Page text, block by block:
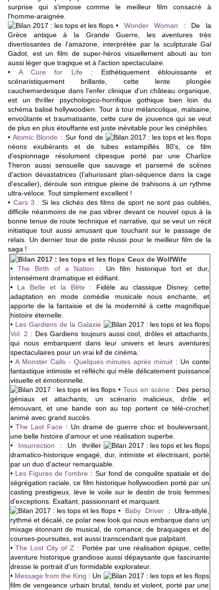
surprise qui s'impose comme le meilleur film consacré à
l'homme-araignée.
• Wonder Woman : De la
Grèce antique à la Grande Guerre, les aventures très
divertissantes de l'amazone, interprétée par la sculpturale Gal
Gadot, est un film de super-héros visuellement abouti au ton
aussi léger que tragique et à l'action spectaculaire.
•A Cure for Life : Esthétiquement éblouissante et
scénaristiquement brillante, cette lente plongée
cauchemardesque dans l'enfer clinique d'un château organique,
est un thriller psychologico-horrifique gothique bien loin du
schéma balisé hollywoodien. Tour à tour mélancolique, malsaine,
envoûtante et traumatisante, cette cure de jouvence qui se veut
de plus en plus étouffante est juste inévitable pour les cinéphiles.
• Atomic Blonde : Sur fond de
néons exubérants et de tubes estampillés 80's, ce film
d'espionnage résolument clipesque porté par une Charlize
Theron aussi sensuelle que sauvage et parsemé de scènes
d'action dévastatrices (l’ahurissant plan-séquence dans la cage
d'escalier), déroule son intrigue pleine de trahisons à un rythme
ultra-véloce. Tout simplement excellent !
• Cars 3 : Si les clichés des films de sport ne sont pas oubliés,
difficile néanmoins de ne pas vibrer devant ce nouvel opus à la
bonne tenue de route technique et narrative, qui se veut un récit
initiatique tout aussi amusant que touchant sur le passage de
relais. Un dernier tour de piste réussi pour le meilleur film de la
saga !
Ceux de WolfWife
•
The Birth of a Nation
: Un film historique fort et dur,
intensément dramatique et édifiant.
•
La Belle et la Bête
: Fidèle au classique Disney, cette
adaptation en mode comédie musicale nous enchante, et
apporte de la fantaisie et de la modernité à cette magnifique
histoire éternelle.
• Les Gardiens de la Galaxie
Vol. 2 : Des Gardiens toujours aussi cool, drôles et attachants,
qui nous embarquent dans leur univers et leurs aventures
spectaculaires pour un vrai kif de cinéma.
•A Monster Calls - Quelques minutes après minuit : Un conte
fantastique intimiste et réfléchi qui mêle délicatement puissance
visuelle et émotionnelle.
• Tous en scène : Des perso
géniaux et attachants, un scénario malicieux, drôle et
émouvant, et une bande son au top portent ce télé-crochet
animé avec grand succès.
• The Last Face : Un drame de guerre choc et bouleversant,
une belle histoire d'amour et une réalisation superbe.
• Insurrection : Un thriller
dramatico-historique engagé, dur, intimiste et électrisant, porté
par un duo d'acteur remarquable.
• Les Figures de l'ombre : Sur fond de conquête spatiale et de
ségrégation raciale, ce film historique hollywoodien porté par un
casting prestigieux, lève le voile sur le destin de trois femmes
d'exceptions. Exaltant, passionnant et marquant.
• Baby Driver: Ultra-stlylé,
rythmé et décalé, ce polar new look qui nous embarque dans un
mixage étonnant de musical, de romance, de braquages et de
courses-poursuites, est aussi transcendant que palpitant.
•The Lost City of Z : Portée par une réalisation épique, cette
aventure historique grandiose aussi dépaysante que fascinante
dresse le portrait d'un formidable explorateur.
• Message from the King : Un
film de vengeance urbain brutal, tendu et violent, porté par une